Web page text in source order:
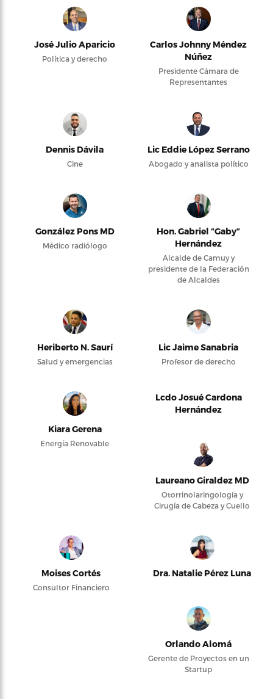
José Julio Aparicio
Política y derecho
Carlos Johnny Méndez
Núñez
Presidente Cámara de
Representantes
Dennis Dávila
Cine
Lic Eddie López Serrano
Abogado y analista político
González Pons MD
Médico radiólogo
Hon. Gabriel “Gaby”
Hernández
Alcalde de Camuy y
presidente de la Federación
de Alcaldes
Heriberto N. Saurí
Salud y emergencias
Lic Jaime Sanabria
Profesor de derecho
Kiara Gerena
Energía Renovable
Lcdo Josué Cardona
Hernández
Laureano Giraldez MD
Otorrinolaringología y
Cirugía de Cabeza y Cuello
Moises Cortés
Consultor Financiero
Dra. Natalie Pérez Luna
Orlando Alomá
Gerente de Proyectos en un
Startup